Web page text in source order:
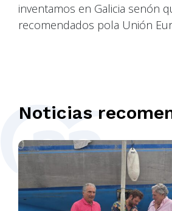
inventamos en Galicia senón
recomendados pola Unión
Noticias